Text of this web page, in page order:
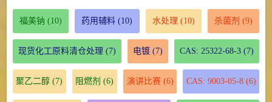
福美钠 (10) 药用辅料 (10) 水处理 (10) 杀菌剂 (9)
现货化工原料清仓处理 (7) 电镀 (7) CAS: 25322-68-3 (7)
聚乙二醇 (7) 阻燃剂 (6) 演讲比赛(6) CAS: 9003-05-8(6)